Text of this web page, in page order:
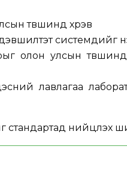
түвшинд хүрэв
системүүдийг
олон улсын түвшинд
лавлагаа
нийцүүлэх